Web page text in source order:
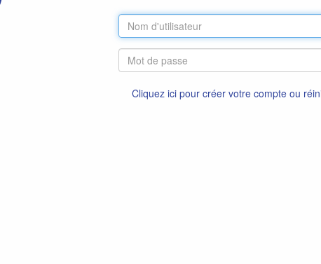
Cliquez ici pour créer votre compte ou